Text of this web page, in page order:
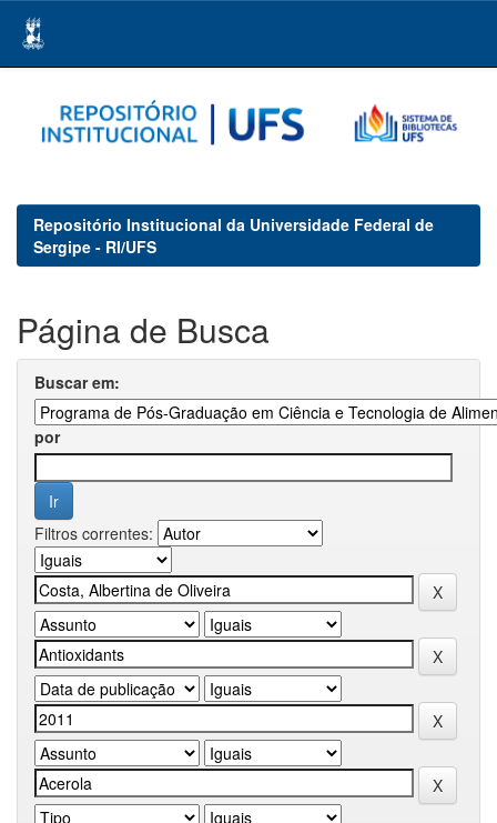
navigation
Repositório Institucional da Universidade Federal de
Sergipe - RI/UFS
Página de Busca
Buscar em:
por
Filtros correntes: